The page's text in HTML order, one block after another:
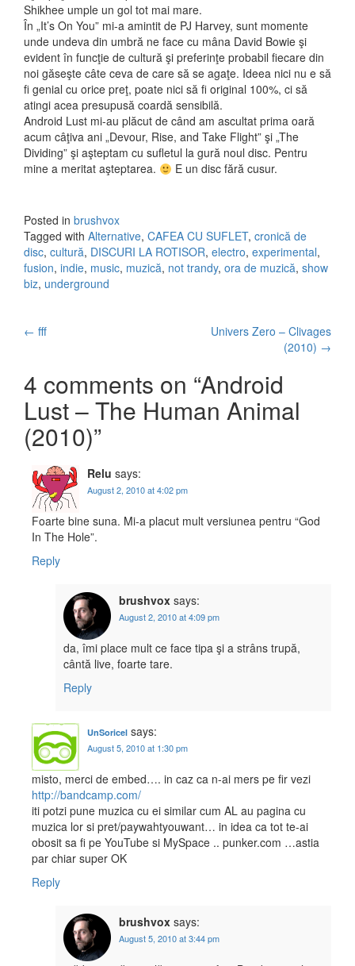
Shikhee umple un gol tot mai mare.
În „It’s On You” mi-a amintit de PJ Harvey, sunt momente
unde undeva din umbră ne face cu mâna David Bowie şi
evident în funcţie de cultură şi preferinţe probabil fiecare din
noi găseşte câte ceva de care să se agaţe. Ideea nici nu e să
fi genial cu orice preţ, poate nici să fi original 100%, ci să
atingi acea presupusă coardă sensibilă.
Android Lust mi-au plăcut de când am ascultat prima oară
acum câţiva ani „Devour, Rise, and Take Flight” şi „The
Dividing” şi aşteptam cu sufletul la gură noul disc. Pentru
mine a meritat aşteptarea.
E un disc fără cusur.
Posted in brushvox
Tagged with Alternative, CAFEA CU SUFLET, cronică de
disc, cultură, DISCURI LA ROTISOR, electro, experimental,
fusion, indie, music, muzică, not trandy, ora de muzică, show
biz, underground
← fff
Univers Zero – Clivages
(2010) →
4 comments on “Android
Lust – The Human Animal
(2010)”
Relu says:
August 2, 2010 at 4:02 pm
Foarte bine suna. Mi-a placut mult versiunea pentru “God
In The Hole”.
Reply
brushvox says:
August 2, 2010 at 4:09 pm
da, îmi place mult ce face tipa şi a strâns trupă,
cântă live, foarte tare.
Reply
UnSoricel says:
August 5, 2010 at 1:30 pm
misto, merci de embed…. in caz ca n-ai mers pe fir vezi
http://bandcamp.com/
iti potzi pune muzica cu ei similar cum AL au pagina cu
muzica lor si pret/paywahtyouwant… in idea ca tot te-ai
obosit sa fi pe YouTube si MySpace .. punker.com …astia
par chiar super OK
Reply
brushvox says:
August 5, 2010 at 3:44 pm